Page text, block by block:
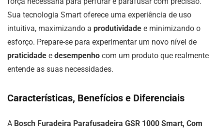
Sua tecnologia Smart oferece uma experiência de uso
intuitiva, maximizando a produtividade e minimizando o
esforço. Prepare-se para experimentar um novo nível de
praticidade e desempenho com um produto que realmente
entende as suas necessidades.
Características, Benefícios e Diferenciais
A Bosch Furadeira Parafusadeira GSR 1000 Smart, Com